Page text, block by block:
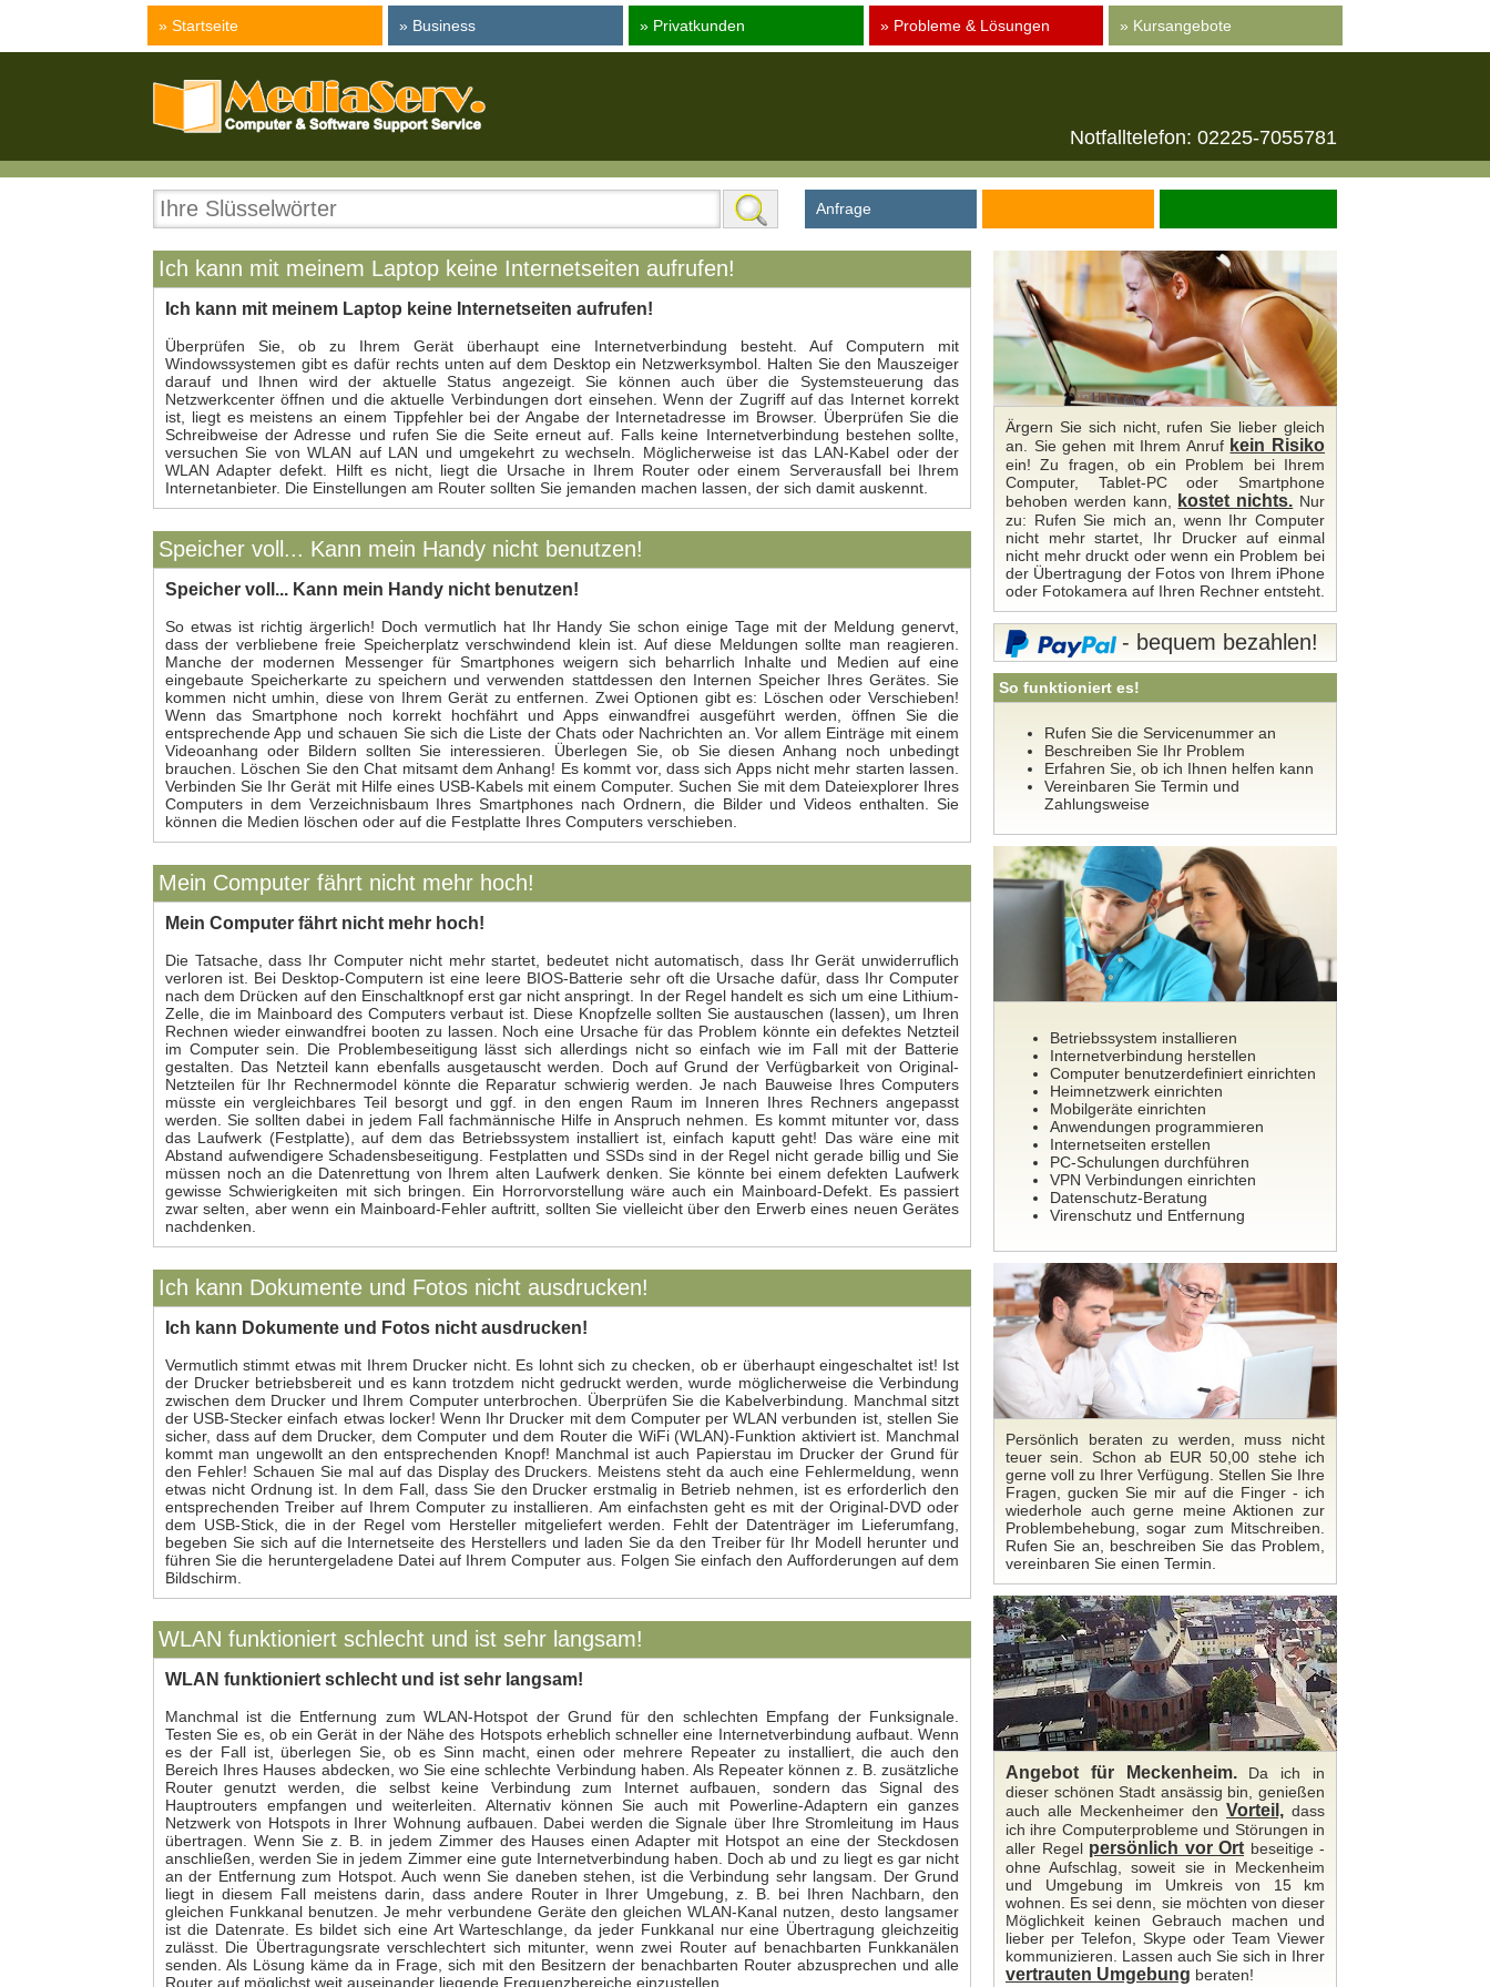
» Startseite » Business » Privatkunden » Probleme & Lösungen » Kursangebote
Notfalltelefon: 02225-7055781
Anfrage
Ich kann mit meinem Laptop keine Internetseiten aufrufen!
Ich kann mit meinem Laptop keine Internetseiten aufrufen!
Überprüfen Sie, ob zu Ihrem Gerät überhaupt eine Internetverbindung besteht. Auf Computern mit
Windowssystemen gibt es dafür rechts unten auf dem Desktop ein Netzwerksymbol. Halten Sie den Mauszeiger
darauf und Ihnen wird der aktuelle Status angezeigt. Sie können auch über die Systemsteuerung das
Netzwerkcenter öffnen und die aktuelle Verbindungen dort einsehen. Wenn der Zugriff auf das Internet korrekt
ist, liegt es meistens an einem Tippfehler bei der Angabe der Internetadresse im Browser. Überprüfen Sie die
Schreibweise der Adresse und rufen Sie die Seite erneut auf. Falls keine Internetverbindung bestehen sollte,
versuchen Sie von WLAN auf LAN und umgekehrt zu wechseln. Möglicherweise ist das LAN-Kabel oder der
WLAN Adapter defekt. Hilft es nicht, liegt die Ursache in Ihrem Router oder einem Serverausfall bei Ihrem
Internetanbieter. Die Einstellungen am Router sollten Sie jemanden machen lassen, der sich damit auskennt.
Speicher voll... Kann mein Handy nicht benutzen!
Speicher voll... Kann mein Handy nicht benutzen!
So etwas ist richtig ärgerlich! Doch vermutlich hat Ihr Handy Sie schon einige Tage mit der Meldung genervt,
dass der verbliebene freie Speicherplatz verschwindend klein ist. Auf diese Meldungen sollte man reagieren.
Manche der modernen Messenger für Smartphones weigern sich beharrlich Inhalte und Medien auf eine
eingebaute Speicherkarte zu speichern und verwenden stattdessen den Internen Speicher Ihres Gerätes. Sie
kommen nicht umhin, diese von Ihrem Gerät zu entfernen. Zwei Optionen gibt es: Löschen oder Verschieben!
Wenn das Smartphone noch korrekt hochfährt und Apps einwandfrei ausgeführt werden, öffnen Sie die
entsprechende App und schauen Sie sich die Liste der Chats oder Nachrichten an. Vor allem Einträge mit einem
Videoanhang oder Bildern sollten Sie interessieren. Überlegen Sie, ob Sie diesen Anhang noch unbedingt
brauchen. Löschen Sie den Chat mitsamt dem Anhang! Es kommt vor, dass sich Apps nicht mehr starten lassen.
Verbinden Sie Ihr Gerät mit Hilfe eines USB-Kabels mit einem Computer. Suchen Sie mit dem Dateiexplorer Ihres
Computers in dem Verzeichnisbaum Ihres Smartphones nach Ordnern, die Bilder und Videos enthalten. Sie
können die Medien löschen oder auf die Festplatte Ihres Computers verschieben.
Mein Computer fährt nicht mehr hoch!
Mein Computer fährt nicht mehr hoch!
Die Tatsache, dass Ihr Computer nicht mehr startet, bedeutet nicht automatisch, dass Ihr Gerät unwiderruflich
verloren ist. Bei Desktop-Computern ist eine leere BIOS-Batterie sehr oft die Ursache dafür, dass Ihr Computer
nach dem Drücken auf den Einschaltknopf erst gar nicht anspringt. In der Regel handelt es sich um eine Lithium-
Zelle, die im Mainboard des Computers verbaut ist. Diese Knopfzelle sollten Sie austauschen (lassen), um Ihren
Rechnen wieder einwandfrei booten zu lassen. Noch eine Ursache für das Problem könnte ein defektes Netzteil
im Computer sein. Die Problembeseitigung lässt sich allerdings nicht so einfach wie im Fall mit der Batterie
gestalten. Das Netzteil kann ebenfalls ausgetauscht werden. Doch auf Grund der Verfügbarkeit von Original-
Netzteilen für Ihr Rechnermodel könnte die Reparatur schwierig werden. Je nach Bauweise Ihres Computers
müsste ein vergleichbares Teil besorgt und ggf. in den engen Raum im Inneren Ihres Rechners angepasst
werden. Sie sollten dabei in jedem Fall fachmännische Hilfe in Anspruch nehmen. Es kommt mitunter vor, dass
das Laufwerk (Festplatte), auf dem das Betriebssystem installiert ist, einfach kaputt geht! Das wäre eine mit
Abstand aufwendigere Schadensbeseitigung. Festplatten und SSDs sind in der Regel nicht gerade billig und Sie
müssen noch an die Datenrettung von Ihrem alten Laufwerk denken. Sie könnte bei einem defekten Laufwerk
gewisse Schwierigkeiten mit sich bringen. Ein Horrorvorstellung wäre auch ein Mainboard-Defekt. Es passiert
zwar selten, aber wenn ein Mainboard-Fehler auftritt, sollten Sie vielleicht über den Erwerb eines neuen Gerätes
nachdenken.
Ich kann Dokumente und Fotos nicht ausdrucken!
Ich kann Dokumente und Fotos nicht ausdrucken!
Vermutlich stimmt etwas mit Ihrem Drucker nicht. Es lohnt sich zu checken, ob er überhaupt eingeschaltet ist! Ist
der Drucker betriebsbereit und es kann trotzdem nicht gedruckt werden, wurde möglicherweise die Verbindung
zwischen dem Drucker und Ihrem Computer unterbrochen. Überprüfen Sie die Kabelverbindung. Manchmal sitzt
der USB-Stecker einfach etwas locker! Wenn Ihr Drucker mit dem Computer per WLAN verbunden ist, stellen Sie
sicher, dass auf dem Drucker, dem Computer und dem Router die WiFi (WLAN)-Funktion aktiviert ist. Manchmal
kommt man ungewollt an den entsprechenden Knopf! Manchmal ist auch Papierstau im Drucker der Grund für
den Fehler! Schauen Sie mal auf das Display des Druckers. Meistens steht da auch eine Fehlermeldung, wenn
etwas nicht Ordnung ist. In dem Fall, dass Sie den Drucker erstmalig in Betrieb nehmen, ist es erforderlich den
entsprechenden Treiber auf Ihrem Computer zu installieren. Am einfachsten geht es mit der Original-DVD oder
dem USB-Stick, die in der Regel vom Hersteller mitgeliefert werden. Fehlt der Datenträger im Lieferumfang,
begeben Sie sich auf die Internetseite des Herstellers und laden Sie da den Treiber für Ihr Modell herunter und
führen Sie die heruntergeladene Datei auf Ihrem Computer aus. Folgen Sie einfach den Aufforderungen auf dem
Bildschirm.
WLAN funktioniert schlecht und ist sehr langsam!
WLAN funktioniert schlecht und ist sehr langsam!
Manchmal ist die Entfernung zum WLAN-Hotspot der Grund für den schlechten Empfang der Funksignale.
Testen Sie es, ob ein Gerät in der Nähe des Hotspots erheblich schneller eine Internetverbindung aufbaut. Wenn
es der Fall ist, überlegen Sie, ob es Sinn macht, einen oder mehrere Repeater zu installiert, die auch den
Bereich Ihres Hauses abdecken, wo Sie eine schlechte Verbindung haben. Als Repeater können z. B. zusätzliche
Router genutzt werden, die selbst keine Verbindung zum Internet aufbauen, sondern das Signal des
Hauptrouters empfangen und weiterleiten. Alternativ können Sie auch mit Powerline-Adaptern ein ganzes
Netzwerk von Hotspots in Ihrer Wohnung aufbauen. Dabei werden die Signale über Ihre Stromleitung im Haus
übertragen. Wenn Sie z. B. in jedem Zimmer des Hauses einen Adapter mit Hotspot an eine der Steckdosen
anschließen, werden Sie in jedem Zimmer eine gute Internetverbindung haben. Doch ab und zu liegt es gar nicht
an der Entfernung zum Hotspot. Auch wenn Sie daneben stehen, ist die Verbindung sehr langsam. Der Grund
liegt in diesem Fall meistens darin, dass andere Router in Ihrer Umgebung, z. B. bei Ihren Nachbarn, den
gleichen Funkkanal benutzen. Je mehr verbundene Geräte den gleichen WLAN-Kanal nutzen, desto langsamer
ist die Datenrate. Es bildet sich eine Art Warteschlange, da jeder Funkkanal nur eine Übertragung gleichzeitig
zulässt. Die Übertragungsrate verschlechtert sich mitunter, wenn zwei Router auf benachbarten Funkkanälen
senden. Als Lösung käme da in Frage, sich mit den Besitzern der benachbarten Router abzusprechen und alle
Router auf möglichst weit auseinander liegende Frequenzbereiche einzustellen.
Ärgern Sie sich nicht, rufen Sie lieber gleich
an. Sie gehen mit Ihrem Anruf kein Risiko
ein! Zu fragen, ob ein Problem bei Ihrem
Computer, Tablet-PC oder Smartphone
behoben werden kann,
kostet nichts. Nur
zu: Rufen Sie mich an, wenn Ihr Computer
nicht mehr startet, Ihr Drucker auf einmal
nicht mehr druckt oder wenn ein Problem bei
der Übertragung der Fotos von Ihrem iPhone
oder Fotokamera auf Ihren Rechner entsteht.
- bequem bezahlen!
So funktioniert es!
Rufen Sie die Servicenummer an
Beschreiben Sie Ihr Problem
Erfahren Sie, ob ich Ihnen helfen kann
Vereinbaren Sie Termin und
Zahlungsweise
Betriebssystem installieren
Internetverbindung herstellen
Computer benutzerdefiniert einrichten
Heimnetzwerk einrichten
Mobilgeräte einrichten
Anwendungen programmieren
Internetseiten erstellen
PC-Schulungen durchführen
VPN Verbindungen einrichten
Datenschutz-Beratung
Virenschutz und Entfernung
Persönlich beraten zu werden, muss nicht
teuer sein. Schon ab EUR 50,00 stehe ich
gerne voll zu Ihrer Verfügung. Stellen Sie Ihre
Fragen, gucken Sie mir auf die Finger - ich
wiederhole auch gerne meine Aktionen zur
Problembehebung, sogar zum Mitschreiben.
Rufen Sie an, beschreiben Sie das Problem,
vereinbaren Sie einen Termin.
Angebot für Meckenheim.Da ich in
dieser schönen Stadt ansässig bin, genießen
auch alle Meckenheimer den Vorteil, dass
ich ihre Computerprobleme und Störungen in
aller Regel persönlich vor Ort beseitige -
ohne Aufschlag, soweit sie in Meckenheim
und Umgebung im Umkreis von 15 km
wohnen. Es sei denn, sie möchten von dieser
Möglichkeit keinen Gebrauch machen und
lieber per Telefon, Skype oder Team Viewer
kommunizieren. Lassen auch Sie sich in Ihrer
vertrauten Umgebung beraten!